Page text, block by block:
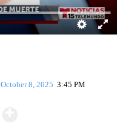
October 8, 2025 3:45 PM